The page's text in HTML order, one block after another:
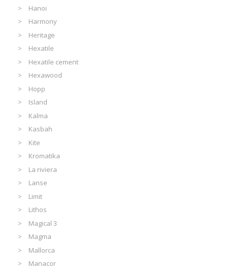
Hanoi
Harmony
Heritage
Hexatile
Hexatile cement
Hexawood
Hopp
Island
Kalma
Kasbah
Kite
Kromatika
La riviera
Lanse
Limit
Lithos
Magical 3
Magma
Mallorca
Manacor